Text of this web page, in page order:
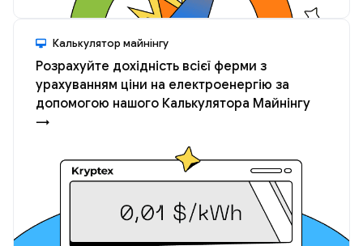
Калькулятор майнінгу
Розрахуйте дохідність всієї ферми з
урахуванням ціни на електроенергію за
допомогою нашого Калькулятора Майнінгу
→